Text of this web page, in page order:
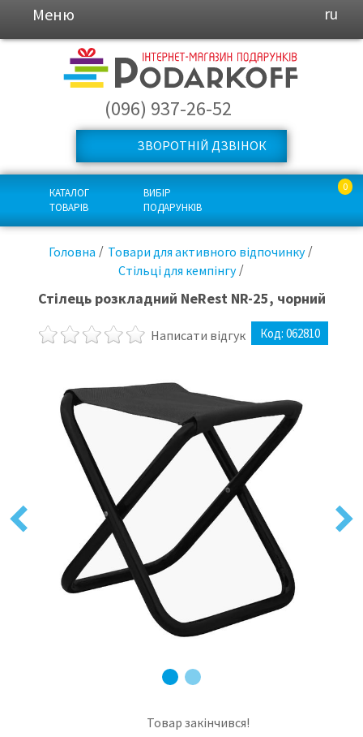
Меню ru
(096) 937-26-52
ЗВОРОТНІЙ ДЗВІНОК
КАТАЛОГ
ТОВАРІВ
ВИБІР
ПОДАРУНКІВ
0
Головна
Товари для активного відпочинку
Стільці для кемпінгу
Стілець розкладний NeRest NR-25, чорний
Написати відгук Код: 062810
Previous Next
Товар закінчився!